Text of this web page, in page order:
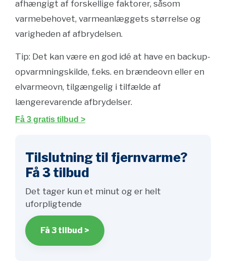
afhængigt af forskellige faktorer, såsom
varmebehovet, varmeanlæggets størrelse og
varigheden af afbrydelsen.
Tip: Det kan være en god idé at have en backup-
opvarmningskilde, f.eks. en brændeovn eller en
elvarmeovn, tilgængelig i tilfælde af
længerevarende afbrydelser.
Få 3 gratis tilbud >
Tilslutning til fjernvarme?
Få 3 tilbud
Det tager kun et minut og er helt
uforpligtende
Få 3 tilbud >